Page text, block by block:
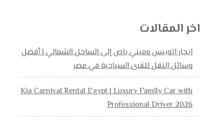
اخر المقالات
ايجار اتوبيس وميني باص إلى الساحل الشمالي | أفضل
وسائل النقل للقرى السياحية في مصر
Kia Carnival Rental Egypt | Luxury Family Car with
Professional Driver 2026